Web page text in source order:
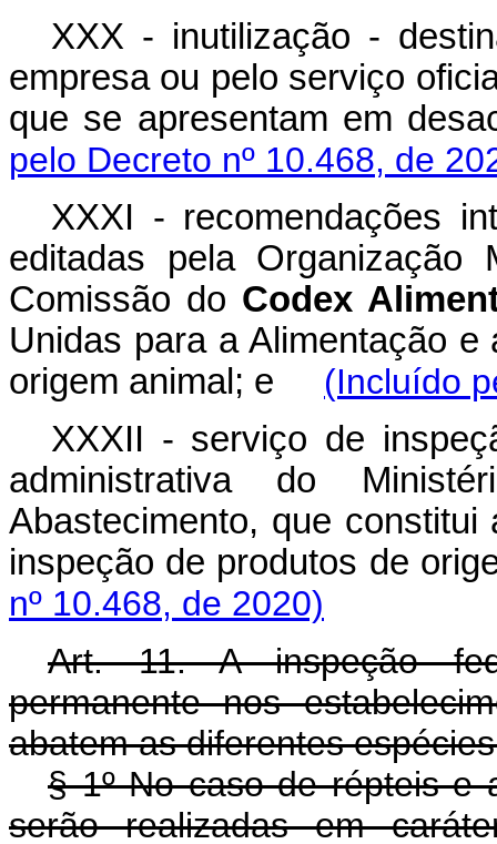
XXX - inutilização -
empresa ou pelo serviço
que se apresentam em
pelo Decreto nº 10.468, de
XXXI - recomendações
editadas pela
Comissão do Codex
Unidas para a Alimentação
origem animal; e (Incluído
XXXII - serviço de
administrativa do
Abastecimento, que
inspeção de produtos de
nº 10.468, de 2020)
Art. 11. A inspeção
permanente nos
abatem as diferentes
§ 1º No caso de répteis e
serão realizadas em